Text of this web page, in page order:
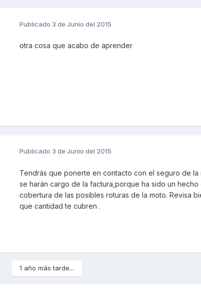
Publicado 3 de Junio del 2015
otra cosa que acabo de aprender
Publicado 3 de Junio del 2015
Tendrás que ponerte en contacto con el seguro de
se harán cargo de la factura,porque ha sido un
cobertura de las posibles roturas de la moto. Revisa
que cantidad te cubren .
1 año más tarde...